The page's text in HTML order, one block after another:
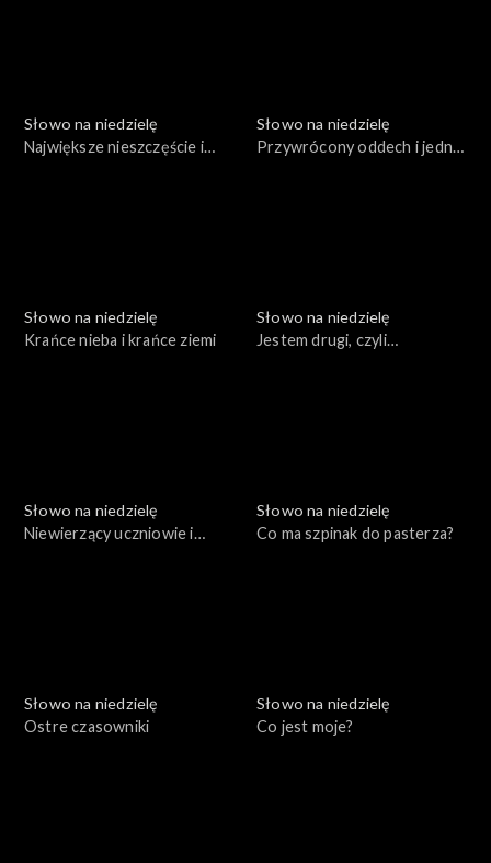
Słowo na niedzielę
Największe nieszczęście i
Słowo na niedzielę
Przywrócony oddech i jedno
Słowo na niedzielę
Krańce nieba i krańce ziemi
Słowo na niedzielę
Jestem drugi, czyli
Słowo na niedzielę
Niewierzący uczniowie i
Słowo na niedzielę
Co ma szpinak do pasterza?
Słowo na niedzielę
Ostre czasowniki
Słowo na niedzielę
Co jest moje?